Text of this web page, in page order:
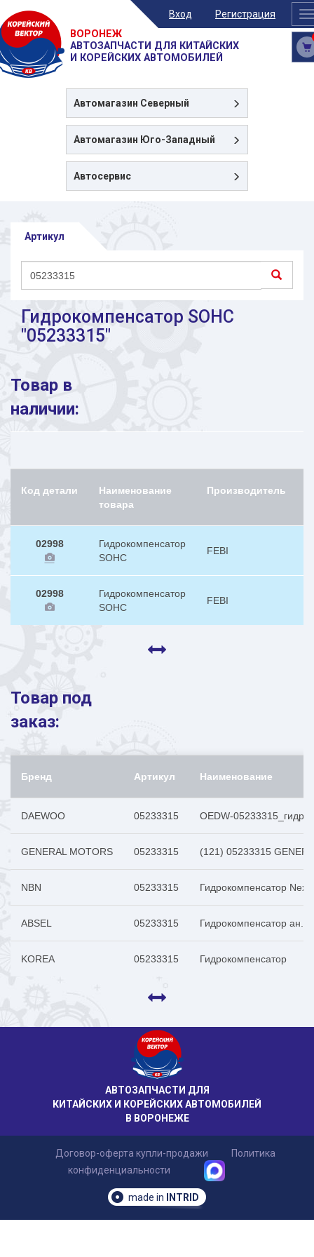
Вход Регистрация
ВОРОНЕЖ
АВТОЗАПЧАСТИ ДЛЯ КИТАЙСКИХ
И КОРЕЙСКИХ АВТОМОБИЛЕЙ
Автомагазин Северный
Автомагазин Юго-Западный
Автосервис
Артикул
Гидрокомпенсатор SOHC
"05233315"
Товар в
наличии:
Код детали
Наименование
товара
Производитель
02998
Гидрокомпенсатор
SOHC
FEBI
02998
Гидрокомпенсатор
SOHC
FEBI
Товар под
заказ:
Бренд Артикул Наименование
DAEWOO 05233315 OEDW-
GENERAL MOTORS 05233315 (121) 05233315
NBN 05233315 Гидрокомпенсатор
ABSEL 05233315 Гидрокомпенсатор ан.
KOREA 05233315 Гидрокомпенсатор
АВТОЗАПЧАСТИ ДЛЯ
КИТАЙСКИХ И КОРЕЙСКИХ АВТОМОБИЛЕЙ
В ВОРОНЕЖЕ
Договор-оферта купли-продажи
Политика
конфиденциальности
made in INTRID